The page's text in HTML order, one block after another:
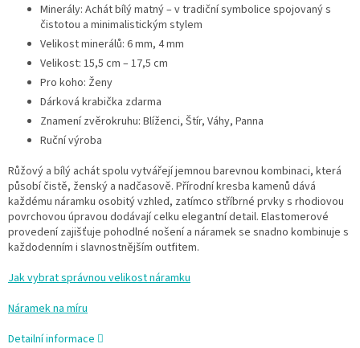
Minerály: Achát bílý matný – v tradiční symbolice spojovaný s
čistotou a minimalistickým stylem
Velikost minerálů: 6 mm, 4 mm
Velikost: 15,5 cm – 17,5 cm
Pro koho: Ženy
Dárková krabička zdarma
Znamení zvěrokruhu: Blíženci, Štír, Váhy, Panna
Ruční výroba
Růžový a bílý achát spolu vytvářejí jemnou barevnou kombinaci, která
působí čistě, ženský a nadčasově. Přírodní kresba kamenů dává
každému náramku osobitý vzhled, zatímco stříbrné prvky s rhodiovou
povrchovou úpravou dodávají celku elegantní detail. Elastomerové
provedení zajišťuje pohodlné nošení a náramek se snadno kombinuje s
každodenním i slavnostnějším outfitem.
Jak vybrat správnou velikost náramku
Náramek na míru
Detailní informace